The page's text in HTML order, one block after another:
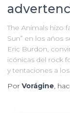
The Animals hizo
Sun” en los años
Eric Burdon,
icónicas del rock
y tentaciones a
Por Vorágine,